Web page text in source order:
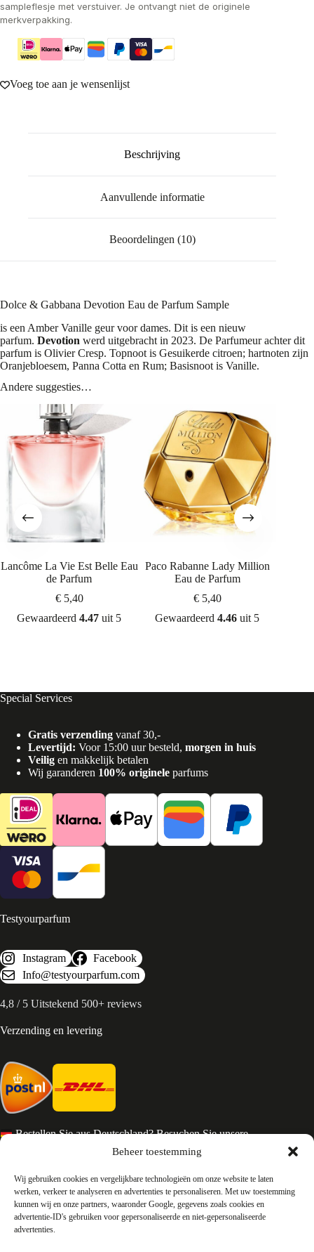
Beheer toestemming
Wij gebruiken cookies en vergelijkbare technologieën om onze website te laten
werken, verkeer te analyseren en advertenties te personaliseren. Met uw toestemming
kunnen wij en onze partners, waaronder Google, gegevens zoals cookies en
advertentie-ID's gebruiken voor gepersonaliseerde en niet-gepersonaliseerde
advertenties.
sampleflesje met verstuiver. Je ontvangt niet de originele
merkverpakking.
Voeg toe aan je wensenlijst
Beschrijving
Aanvullende informatie
Beoordelingen (10)
Dolce & Gabbana Devotion Eau de Parfum Sample
is een Amber Vanille geur voor dames. Dit is een nieuw
parfum. Devotion werd uitgebracht in 2023. De Parfumeur achter dit
parfum is Olivier Cresp. Topnoot is Gesuikerde citroen; hartnoten zijn
Oranjebloesem, Panna Cotta en Rum; Basisnoot is Vanille.
Andere suggesties…
Lancôme La Vie Est Belle Eau
de Parfum
€5,40
Gewaardeerd4.47 uit 5
Paco Rabanne Lady Million
Eau de Parfum
€5,40
Gewaardeerd4.46 uit 5
Special Services
Gratis verzending vanaf 30,-
Levertijd: Voor 15:00 uur besteld, morgen in huis
Veilig en makkelijk betalen
Wij garanderen 100% originele parfums
Testyourparfum
Instagram
Facebook
Info@testyourparfum.com
4,8 / 5 Uitstekend 500+ reviews
Verzending en levering
Bestellen Sie aus Deutschland? Besuchen Sie unsere
Services en Contact
Algemene voorwaarden
Retourneren
Privacy